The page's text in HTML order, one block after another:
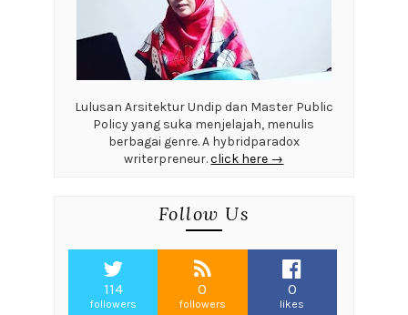
Lulusan Arsitektur Undip dan Master Public
Policy yang suka menjelajah, menulis
berbagai genre. A hybridparadox
writerpreneur.click here →
Follow Us
114
followers
0
followers
0
likes